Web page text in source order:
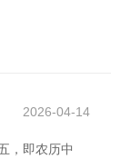
2026-04-14
，即农历中